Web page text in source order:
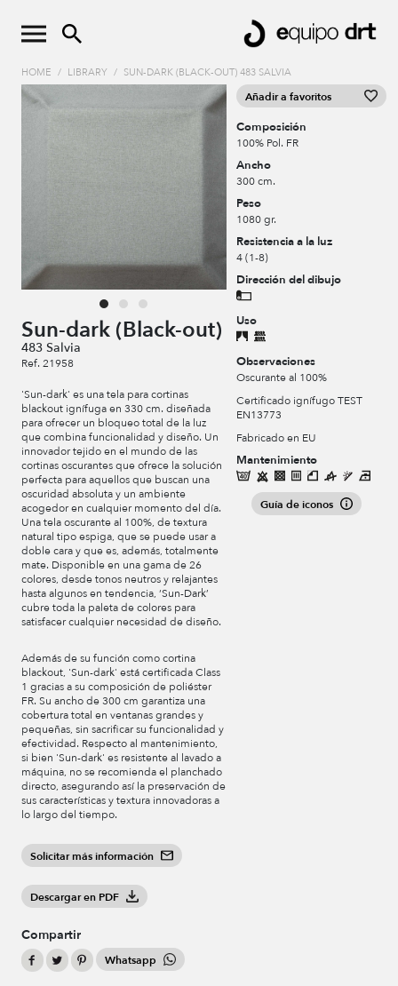
HOME / LIBRARY / SUN-DARK (BLACK-OUT) 483 SALVIA
Sun-dark (Black-out)
483 Salvia
Ref. 21958
'Sun-dark' es una tela para cortinas
blackout ignífuga en 330 cm. diseñada
para ofrecer un bloqueo total de la luz
que combina funcionalidad y diseño. Un
innovador tejido en el mundo de las
cortinas oscurantes que ofrece la solución
perfecta para aquellos que buscan una
oscuridad absoluta y un ambiente
acogedor en cualquier momento del día.
Una tela oscurante al 100%, de textura
natural tipo espiga, que se puede usar a
doble cara y que es, además, totalmente
mate. Disponible en una gama de 26
colores, desde tonos neutros y relajantes
hasta algunos en tendencia, ‘Sun-Dark’
cubre toda la paleta de colores para
satisfacer cualquier necesidad de diseño.
Además de su función como cortina
blackout, 'Sun-dark' está certificada Class
1 gracias a su composición de poliéster
FR. Su ancho de 300 cm garantiza una
cobertura total en ventanas grandes y
pequeñas, sin sacrificar su funcionalidad y
efectividad. Respecto al mantenimiento,
si bien 'Sun-dark' es resistente al lavado a
máquina, no se recomienda el planchado
directo, asegurando así la preservación de
sus características y textura innovadoras a
lo largo del tiempo.
Solicitar más información
Descargar en PDF
Compartir
Whatsapp
Añadir a favoritos
Composición
100% Pol. FR
Ancho
300 cm.
Peso
1080 gr.
Resistencia a la luz
4 (1-8)
Dirección del dibujo
Uso
Observaciones
Oscurante al 100%
Certificado ignífugo TEST
EN13773
Fabricado en EU
Mantenimiento
Guía de iconos